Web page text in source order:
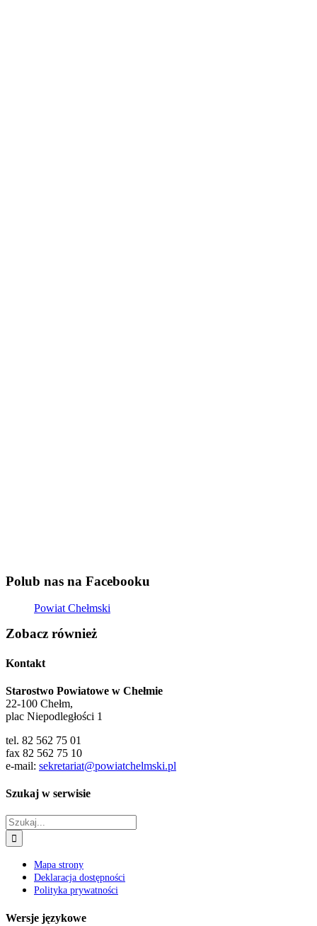
Polub nas na Facebooku
Powiat Chełmski
Zobacz również
Kontakt
Starostwo Powiatowe w Chełmie
22-100 Chełm,
plac Niepodległości 1
tel. 82 562 75 01
fax 82 562 75 10
e-mail: sekretariat@powiatchelmski.pl
Szukaj w serwisie
Szukaj
Mapa strony
Deklaracja dostępności
Polityka prywatności
Wersje językowe